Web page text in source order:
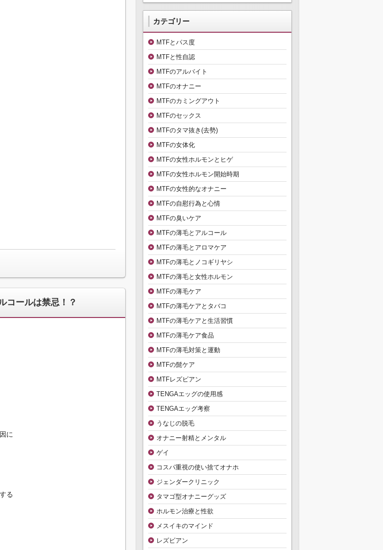
コールは禁忌！？
に
る
カテゴリー
MTFとパス度
MTFと性自認
MTFのアルバイト
MTFのオナニー
MTFのカミングアウト
MTFのセックス
MTFのタマ抜き(去勢)
MTFの女体化
MTFの女性ホルモンとヒゲ
MTFの女性ホルモン開始時期
MTFの女性的なオナニー
MTFの自慰行為と心情
MTFの臭いケア
MTFの薄毛とアルコール
MTFの薄毛とアロマケア
MTFの薄毛とノコギリヤシ
MTFの薄毛と女性ホルモン
MTFの薄毛ケア
MTFの薄毛ケアとタバコ
MTFの薄毛ケアと生活習慣
MTFの薄毛ケア食品
MTFの薄毛対策と運動
MTFの髭ケア
MTFレズビアン
TENGAエッグの使用感
TENGAエッグ考察
うなじの脱毛
オナニー射精とメンタル
ゲイ
コスパ重視の使い捨てオナホ
ジェンダークリニック
タマゴ型オナニーグッズ
ホルモン治療と性欲
メスイキのマインド
レズビアン